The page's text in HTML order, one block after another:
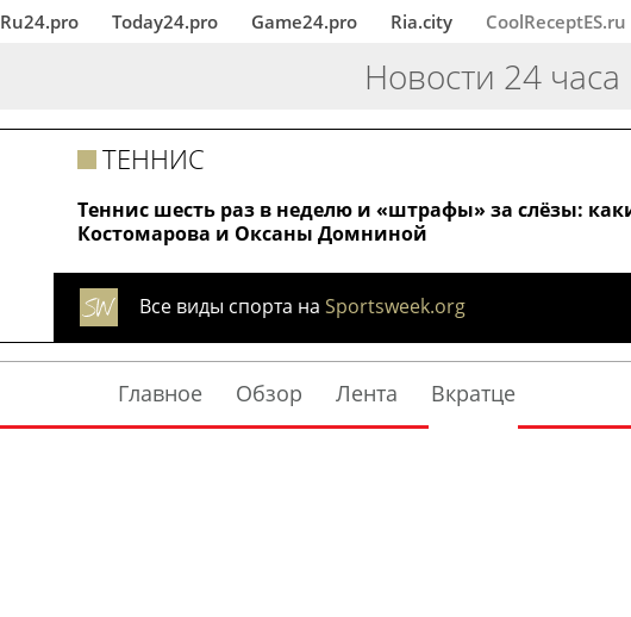
Ru24.pro Today24.pro Game24.pro Ria.city CoolReceptES.ru
Новости 24 часа
Теннис шесть раз в неделю и «штрафы» за слёзы:
Костомарова и Оксаны Домниной
ТЕННИС
Все виды спорта на Sportsweek.org
Главное Обзор Лента Вкратце